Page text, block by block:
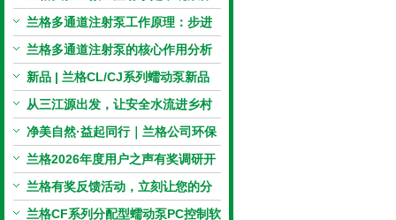
输送的科学工具
兰格多通道注射泵工作原理：步进
电机与机械传动的协同
兰格多通道注射泵的核心作用分析
新品 | 兰格CL/CJ系列蠕动泵新品
上市，小巧机身，大有可为！
从三江源出发，让安全水流进乡村
校园 | 兰格×吾水高原公益行
净美自然·益起同行｜兰格公司环保
捡拾公益活动圆满举行
兰格2026年度用户之声有奖调研开
启，京东E卡免费送！
兰格有奖反馈活动，立刻让您的分
享变成惊喜！
兰格CF系列分配型蠕动泵PC控制软